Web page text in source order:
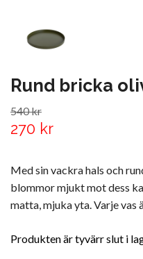
Rund bricka
540 kr
270 kr
Med sin vackra hals och
blommor mjukt mot dess
matta, mjuka yta. Varje vas
Produkten är tyvärr slut i